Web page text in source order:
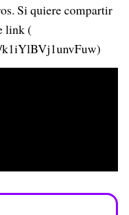
Si quiere compartir
link (
k1iYlBVj1unvFuw)